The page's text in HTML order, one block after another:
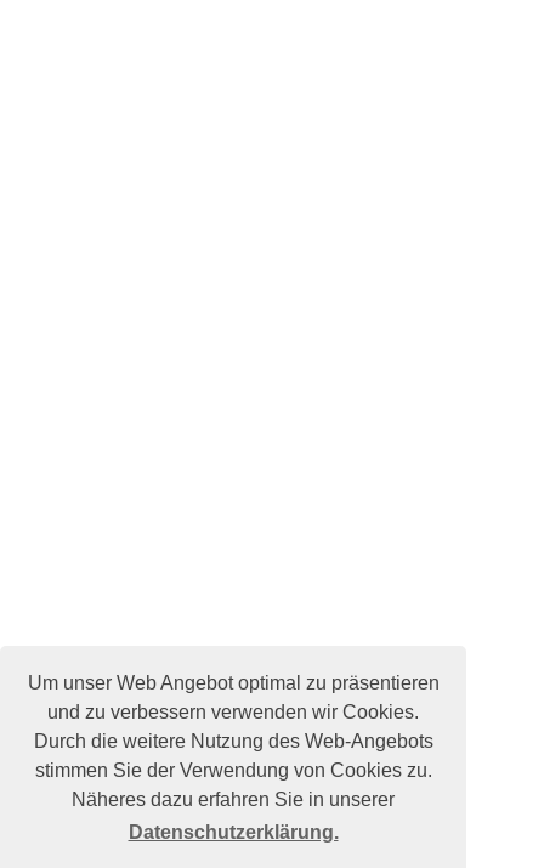
Um unser Web Angebot optimal zu präsentieren
und zu verbessern verwenden wir Cookies.
Durch die weitere Nutzung des Web-Angebots
stimmen Sie der Verwendung von Cookies zu.
Näheres dazu erfahren Sie in unserer
Datenschutzerklärung.